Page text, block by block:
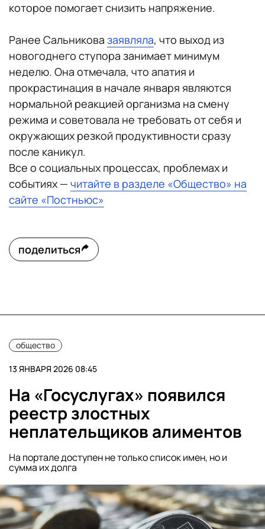
которое помогает снизить напряжение.
Ранее Сальникова заявляла, что выход из
новогоднего ступора занимает минимум
неделю. Она отмечала, что апатия и
прокрастинация в начале января являются
нормальной реакцией организма на смену
режима и советовала не требовать от себя и
окружающих резкой продуктивности сразу
после каникул.
Все о социальных процессах, проблемах и
событиях — читайте в разделе «Общество» на
сайте «Постньюс»
поделиться
общество
13 ЯНВАРЯ 2026 08:45
На «Госуслугах» появился
реестр злостных
неплательщиков алиментов
На портале доступен не только список имен, но и
сумма их долга